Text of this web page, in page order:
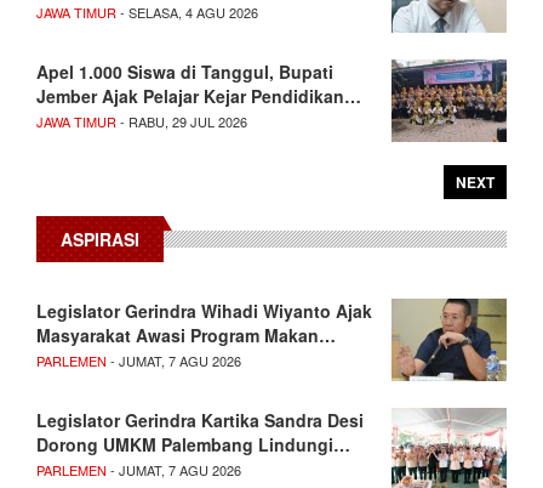
JAWA TIMUR - SELASA, 4 AGU 2026
Apel 1.000 Siswa di Tanggul, Bupati
Jember Ajak Pelajar Kejar Pendidikan…
JAWA TIMUR - RABU, 29 JUL 2026
NEXT
ASPIRASI
Legislator Gerindra Wihadi Wiyanto Ajak
Masyarakat Awasi Program Makan…
PARLEMEN - JUMAT, 7 AGU 2026
Legislator Gerindra Kartika Sandra Desi
Dorong UMKM Palembang Lindungi…
PARLEMEN - JUMAT, 7 AGU 2026